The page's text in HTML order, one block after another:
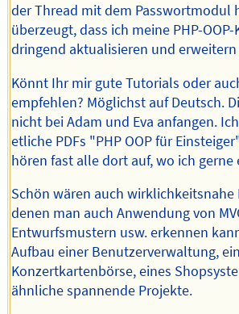
der Thread mit dem Passwortmodul
überzeugt, dass ich meine PHP-
dringend aktualisieren und erweitern
Könnt Ihr mir gute Tutorials oder
empfehlen? Möglichst auf Deutsch.
nicht bei Adam und Eva anfangen.
etliche PDFs "PHP OOP für
hören fast alle dort auf, wo ich gerne
Schön wären auch wirklichkeitsnahe
denen man auch Anwendung von
Entwurfsmustern usw. erkennen
Aufbau einer Benutzerverwaltung,
Konzertkartenbörse, eines
ähnliche spannende Projekte.